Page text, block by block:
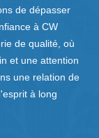
de dépasser
à CW
de qualité, où
et une attention
une relation de
à long